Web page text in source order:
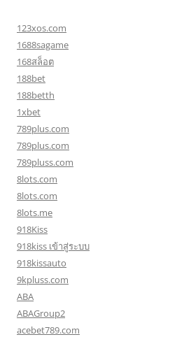
123xos.com
1688sagame
168สล็อต
188bet
188betth
1xbet
789plus.com
789plus.com
789pluss.com
8lots.com
8lots.com
8lots.me
918Kiss
918kiss เข้าสู่ระบบ
918kissauto
9kpluss.com
ABA
ABAGroup2
acebet789.com